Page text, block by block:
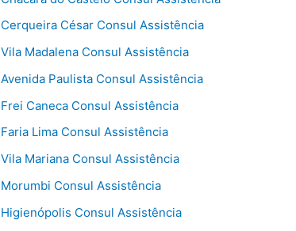
Cerqueira César Consul Assistência
Vila Madalena Consul Assistência
Avenida Paulista Consul Assistência
Frei Caneca Consul Assistência
Faria Lima Consul Assistência
Vila Mariana Consul Assistência
Morumbi Consul Assistência
Higienópolis Consul Assistência